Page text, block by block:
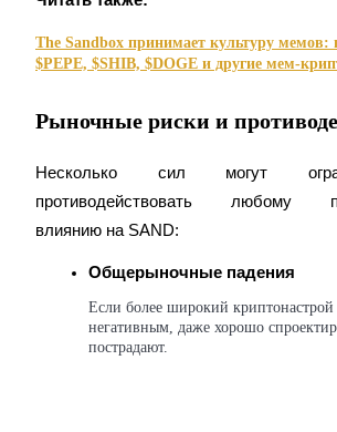
Высокая прибыль и мгновенный
The Sandbox принимает культуру мемов:
$PEPE, $SHIB, $DOGE и другие мем-
Рыночные риски и
Несколько сил могут
противодействовать любому
влиянию на SAND:
Общерыночные падения
Если более широкий криптонастрой
негативным, даже хорошо
пострадают.